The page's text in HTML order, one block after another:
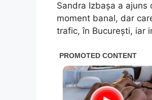
Sandra Izbașa a
moment banal, dar
trafic, în București, iar